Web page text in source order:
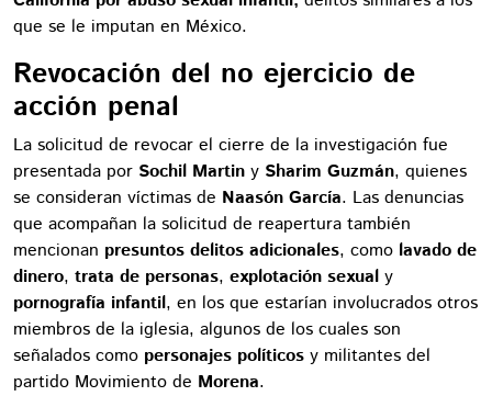
que se le imputan en México.
Revocación del no ejercicio de
acción penal
La solicitud de revocar el cierre de la investigación fue
presentada por Sochil Martin y Sharim Guzmán, quienes
se consideran víctimas de Naasón García. Las denuncias
que acompañan la solicitud de reapertura también
mencionan presuntos delitos adicionales, como lavado de
dinero, trata de personas, explotación sexual y
pornografía infantil, en los que estarían involucrados otros
miembros de la iglesia, algunos de los cuales son
señalados como personajes políticos y militantes del
partido Movimiento de Morena.